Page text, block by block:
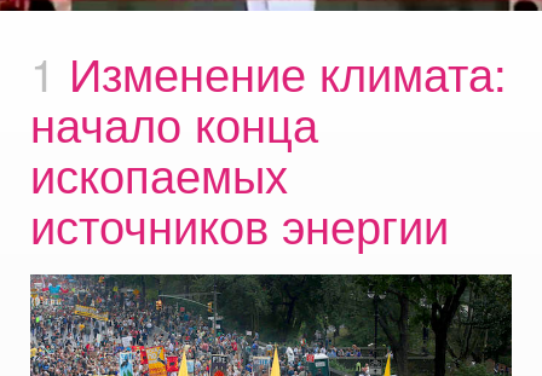
1 Изменение климата:
начало конца
ископаемых
источников энергии